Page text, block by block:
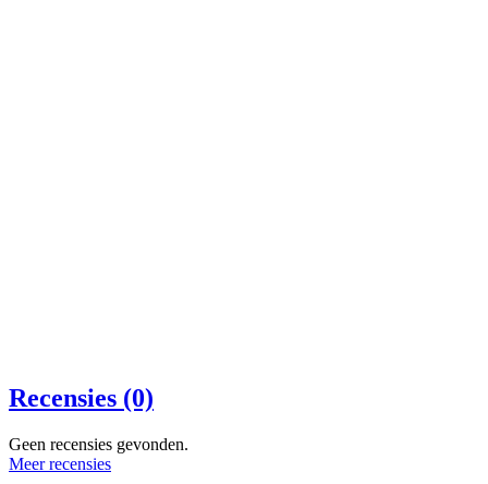
Recensies (0)
Geen recensies gevonden.
Meer recensies